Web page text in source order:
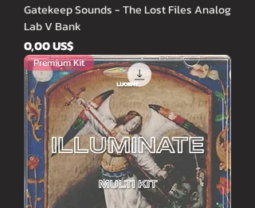
Gatekeep Sounds - The Lost Files Analog
Lab V Bank
Cena
0,00 US$
Premium Kit